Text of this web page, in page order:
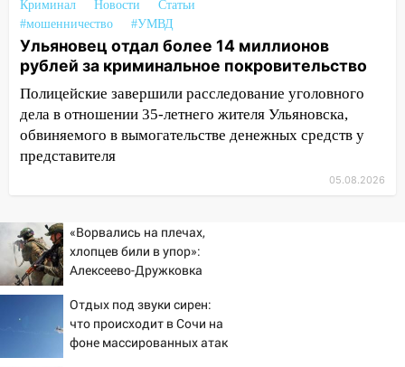
09:44 Ульяновские спасатели помогли
юному велосипедисту на улице
Чернышевского
08:21 В Заволжском районе украли два
велосипеда
07:18 В Ульяновск идет
тридцатиградусная жара: какая будет
06:00
Четыре года борьбы: ульяновские
юристы помогли женщине засудить УК
за плесень на стенах
05:00
Кому 6 августа звезды сулят
прибыль, а кому — испытания на
прочность
Криминал Новости
Статьи
#мошенничество
#УМВД
Ульяновец отдал более 14 миллионов
рублей за криминальное покровительство
Полицейские завершили расследование уголовного
дела в отношении 35-летнего жителя Ульяновска,
обвиняемого в вымогательстве денежных средств у
представителя
05.08.2026
«Ворвались на плечах,
хлопцев били в упор»:
Алексеево-Дружковка
«птах Мадьяра»
Отдых под звуки сирен:
что происходит в Сочи на
фоне массированных атак